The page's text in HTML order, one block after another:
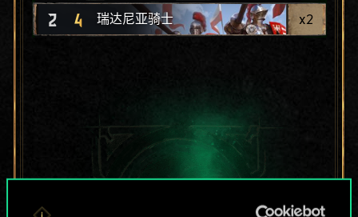
2 4 瑞达尼亚骑士 x2